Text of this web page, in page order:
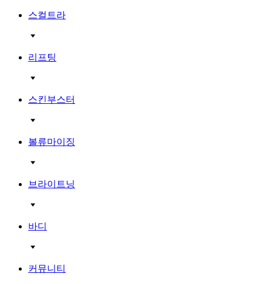
스컬트라
리프팅
스킨부스터
볼류마이징
브라이트닝
바디
커뮤니티